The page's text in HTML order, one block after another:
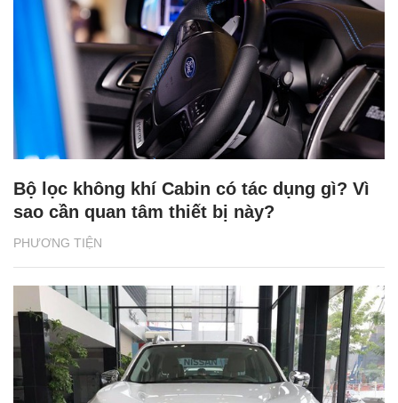
PHƯƠNG TIỆN
Bộ lọc không khí Cabin có tác dụng gì? Vì
sao cần quan tâm thiết bị này?